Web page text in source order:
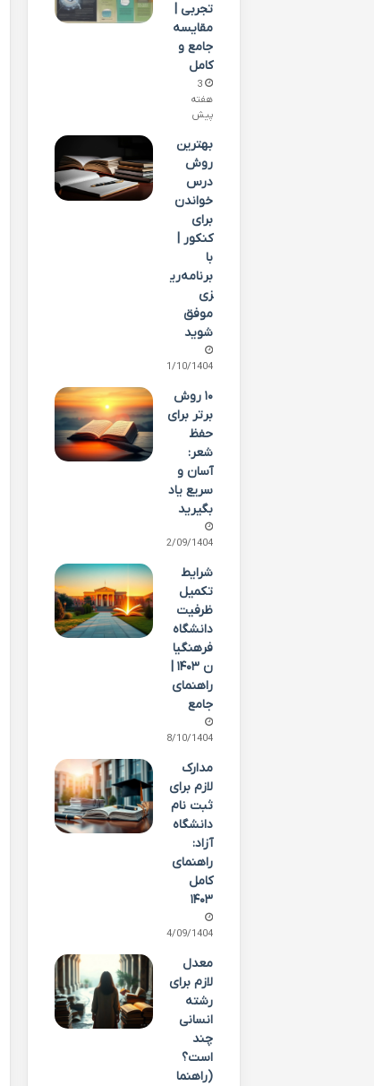
تجربی |
مقایسه
جامع و
کامل
3
هفته
پیش
بهترین
روش
درس
خواندن
برای
کنکور |
با
برنامه‌ری
زی
موفق
شوید
01/10/1404
۱۰ روش
برتر برای
حفظ
شعر:
آسان و
سریع یاد
بگیرید
22/09/1404
شرایط
تکمیل
ظرفیت
دانشگاه
فرهنگیا
ن ۱۴۰۳ |
راهنمای
جامع
08/10/1404
مدارک
لازم برای
ثبت نام
دانشگاه
آزاد:
راهنمای
کامل
۱۴۰۳
14/09/1404
معدل
لازم برای
رشته
انسانی
چند
است؟
(راهنما